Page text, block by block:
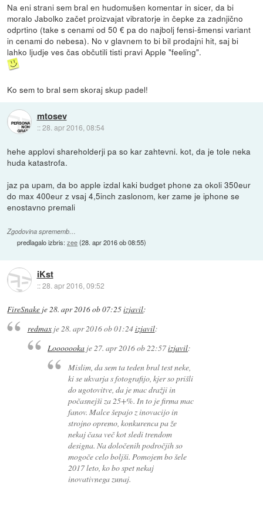
Na eni strani sem bral en hudomušen komentar in sicer, da bi
moralo Jabolko začet proizvajat vibratorje in čepke za zadnjično
odprtino (take s cenami od 50 € pa do najbolj fensi-šmensi variant
in cenami do nebesa). No v glavnem to bi bil prodajni hit, saj bi
lahko ljudje ves čas občutili tisti pravi Apple "feeling".
Ko sem to bral sem skoraj skup padel!
mtosev
::28. apr 2016, 08:54
hehe applovi shareholderji pa so kar zahtevni. kot, da je tole neka
huda katastrofa.
jaz pa upam, da bo apple izdal kaki budget phone za okoli 350eur
do max 400eur z vsaj 4,5inch zaslonom, ker zame je iphone se
enostavno premali
Zgodovina sprememb…
predlagalo izbris:zee(28. apr 2016 ob 08:55)
iKst
::28. apr 2016, 09:52
FireSnake je28. apr 2016 ob 07:25izjavil:
redmaxje28. apr 2016 ob 01:24izjavil:
Looooooka je27. apr 2016 ob 22:57izjavil:
Mislim, da sem ta teden bral test neke,
ki se ukvarja s fotografijo, kjer so prišli
do ugotovitve, da je mac dražji in
počasnejši za 25+%. In to je firma mac
fanov. Malce šepajo z inovacijo in
strojno opremo, konkurenca pa že
nekaj časa več kot sledi trendom
designa. Na določenih področjih so
mogoče celo boljši. Pomojem bo šele
2017 leto, ko bo spet nekaj
inovativnega zunaj.